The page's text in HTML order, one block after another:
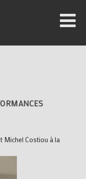
Michel Costiou à la